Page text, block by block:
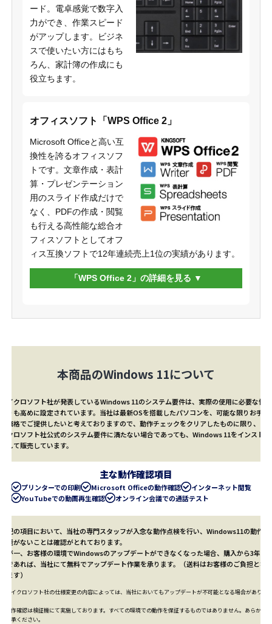
ード。電卓感覚で数字入
力ができ、作業スピード
がアップします。ビジネ
スで使いたい方にはもち
ろん、家計簿の作成にも
役立ちます。
オフィスソフト「WPS Office 2」
Microsoft Officeと高い互
換性を誇るオフィスソフ
トです。文章作成・表計
算・プレゼンテーション
用のスライド作成だけで
なく、PDFの作成・閲覧
も行える高性能な総合オ
フィスソフトとしてオフ
ィス互換ソフトで12年連続売上1位の実績があります。
「WPS Office 2」の詳細を見る
本商品のWindows 11について
マイクロソフト社が発表しているWindows 11のシステム要件は、実際の使用に必要な性能
よりも高めに設定されています。当社は最新OSを搭載したパソコンを、可能な限りお手頃
な価格でご提供したいと考えておりますので、動作チェックをクリアしたものに限り、マ
イクロソフト社公式のシステム要件に満たない場合であっても、Windows 11をインストー
ルして販売しています。
主な動作確認項目
プリンターでの印刷 Microsoft Officeの動作確認
インターネット閲覧
YouTubeでの動画再生確認
オンライン会議での通話テスト
上記の項目において、当社の専門スタッフが入念な動作点検を行い、Windows11の動作に
問題がないことは確認がとれております。
万が一、お客様の環境でWindowsのアップデートができなくなった場合、購入から3年以
内であれば、当社にて無料でアップデート作業を承ります。（送料はお客様のご負担とな
ります）
※マイクロソフト社の仕様変更の内容によっては、当社においてもアップデートが不可能となる場合がありま
※動作確認は検証機にて実施しております。すべての環境での動作を保証するものではありません。あらかじめ
ご了承ください。